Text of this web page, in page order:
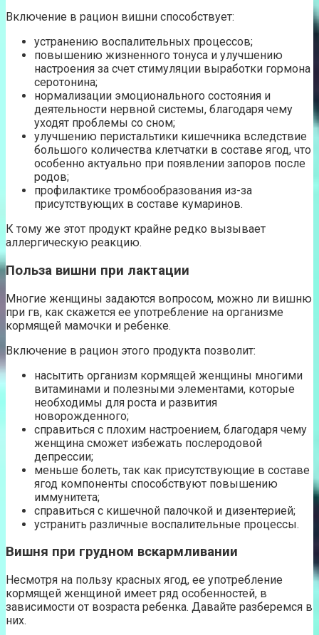
Включение в рацион вишни способствует:
устранению воспалительных процессов;
повышению жизненного тонуса и улучшению
настроения за счет стимуляции выработки гормона
серотонина;
нормализации эмоционального состояния и
деятельности нервной системы, благодаря чему
уходят проблемы со сном;
улучшению перистальтики кишечника вследствие
большого количества клетчатки в составе ягод, что
особенно актуально при появлении запоров после
родов;
профилактике тромбообразования из-за
присутствующих в составе кумаринов.
К тому же этот продукт крайне редко вызывает
аллергическую реакцию.
Польза вишни при лактации
Многие женщины задаются вопросом, можно ли вишню
при гв, как скажется ее употребление на организме
кормящей мамочки и ребенке.
Включение в рацион этого продукта позволит:
насытить организм кормящей женщины многими
витаминами и полезными элементами, которые
необходимы для роста и развития
новорожденного;
справиться с плохим настроением, благодаря чему
женщина сможет избежать послеродовой
депрессии;
меньше болеть, так как присутствующие в составе
ягод компоненты способствуют повышению
иммунитета;
справиться с кишечной палочкой и дизентерией;
устранить различные воспалительные процессы.
Вишня при грудном вскармливании
Несмотря на пользу красных ягод, ее употребление
кормящей женщиной имеет ряд особенностей, в
зависимости от возраста ребенка. Давайте разберемся в
них.